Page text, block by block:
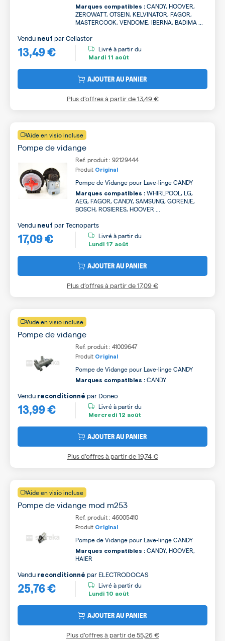
Marques compatibles : CANDY, HOOVER,
ZEROWATT, OTSEIN, KELVINATOR, FAGOR,
MASTERCOOK, VENDOME, IBERNA, BADIMA ...
13,49 €
Vendu neuf parCellastor
Livré à partir du
Mardi 11 août
AJOUTER AU PANIER
Plus d’offres à partir de13,49 €
Aide en visio incluse
Pompe de vidange
Ref. produit : 92129444
Produit Original
Pompe de Vidange pour Lave-linge CANDY
Marques compatibles : WHIRLPOOL, LG,
AEG, FAGOR, CANDY, SAMSUNG, GORENJE,
BOSCH, ROSIERES, HOOVER ...
17,09 €
Vendu neuf parTecnoparts
Livré à partir du
Lundi 17 août
AJOUTER AU PANIER
Plus d’offres à partir de17,09 €
Aide en visio incluse
Pompe de vidange
Ref. produit : 41009647
Produit Original
Pompe de Vidange pour Lave-linge CANDY
Marques compatibles : CANDY
13,99 €
Vendu reconditionné par Doneo
Livré à partir du
Mercredi 12 août
AJOUTER AU PANIER
Plus d’offres à partir de19,74 €
Aide en visio incluse
Pompe de vidange mod m253
Ref. produit : 46005410
Produit Original
Pompe de Vidange pour Lave-linge CANDY
Marques compatibles : CANDY, HOOVER,
HAIER
25,76 €
Vendu reconditionné par ELECTRODOCAS
Livré à partir du
Lundi 10 août
AJOUTER AU PANIER
Plus d’offres à partir de55,26 €